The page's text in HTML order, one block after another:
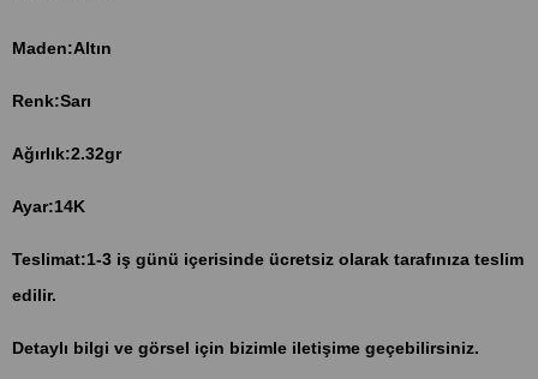
Maden:Altın
Renk:Sarı
Ağırlık:2.32gr
Ayar:14K
Teslimat:1-3 iş günü içerisinde ücretsiz olarak tarafınıza teslim
edilir.
Detaylı bilgi ve görsel için bizimle iletişime geçebilirsiniz.